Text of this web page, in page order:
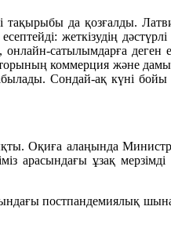
тақырыбы да қозғалды.
жеткізудің
сатылымдарға деген
коммерция және
Сондай-ақ күні
Оқиға алаңында
арасындағы ұзақ
постпандемиялық